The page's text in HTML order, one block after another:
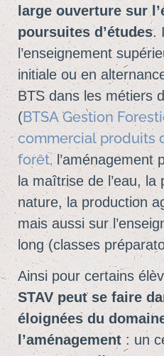
large ouverture sur
poursuites d’études.
l’enseignement
initiale ou en
BTS dans les métiers
(BTSA Gestion
commercial produits
forêt,l’aménagement
la maîtrise de l’eau, la
nature, la production
mais aussi sur
long (classes
Ainsi pour certains
STAV peut se faire
éloignées du
l’aménagement: un